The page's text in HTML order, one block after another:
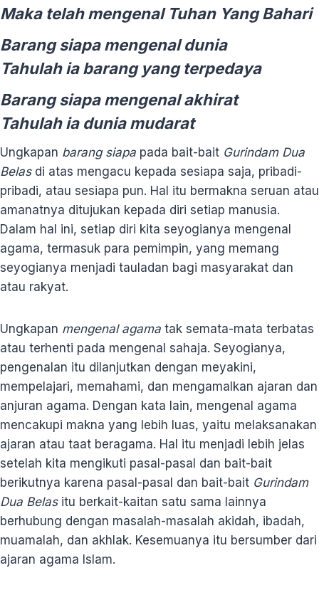
Maka telah mengenal Tuhan Yang Bahari
Barang siapa mengenal dunia
Tahulah ia barang yang terpedaya
Barang siapa mengenal akhirat
Tahulah ia dunia mudarat
Ungkapan barang siapa pada bait-bait Gurindam Dua
Belasdi atas mengacu kepada sesiapa saja, pribadi-
pribadi, atau sesiapa pun. Hal itu bermakna seruan atau
amanatnya ditujukan kepada diri setiap manusia.
Dalam hal ini, setiap diri kita seyogianya mengenal
agama, termasuk para pemimpin, yang memang
seyogianya menjadi tauladan bagi masyarakat dan
atau rakyat.
Ungkapan mengenal agama tak semata-mata terbatas
atau terhenti pada mengenal sahaja. Seyogianya,
pengenalan itu dilanjutkan dengan meyakini,
mempelajari, memahami, dan mengamalkan ajaran dan
anjuran agama. Dengan kata lain, mengenal agama
mencakupi makna yang lebih luas, yaitu melaksanakan
ajaran atau taat beragama. Hal itu menjadi lebih jelas
setelah kita mengikuti pasal-pasal dan bait-bait
berikutnya karena pasal-pasal dan bait-bait Gurindam
Dua Belasitu berkait-kaitan satu sama lainnya
berhubung dengan masalah-masalah akidah, ibadah,
muamalah, dan akhlak. Kesemuanya itu bersumber dari
ajaran agama Islam.